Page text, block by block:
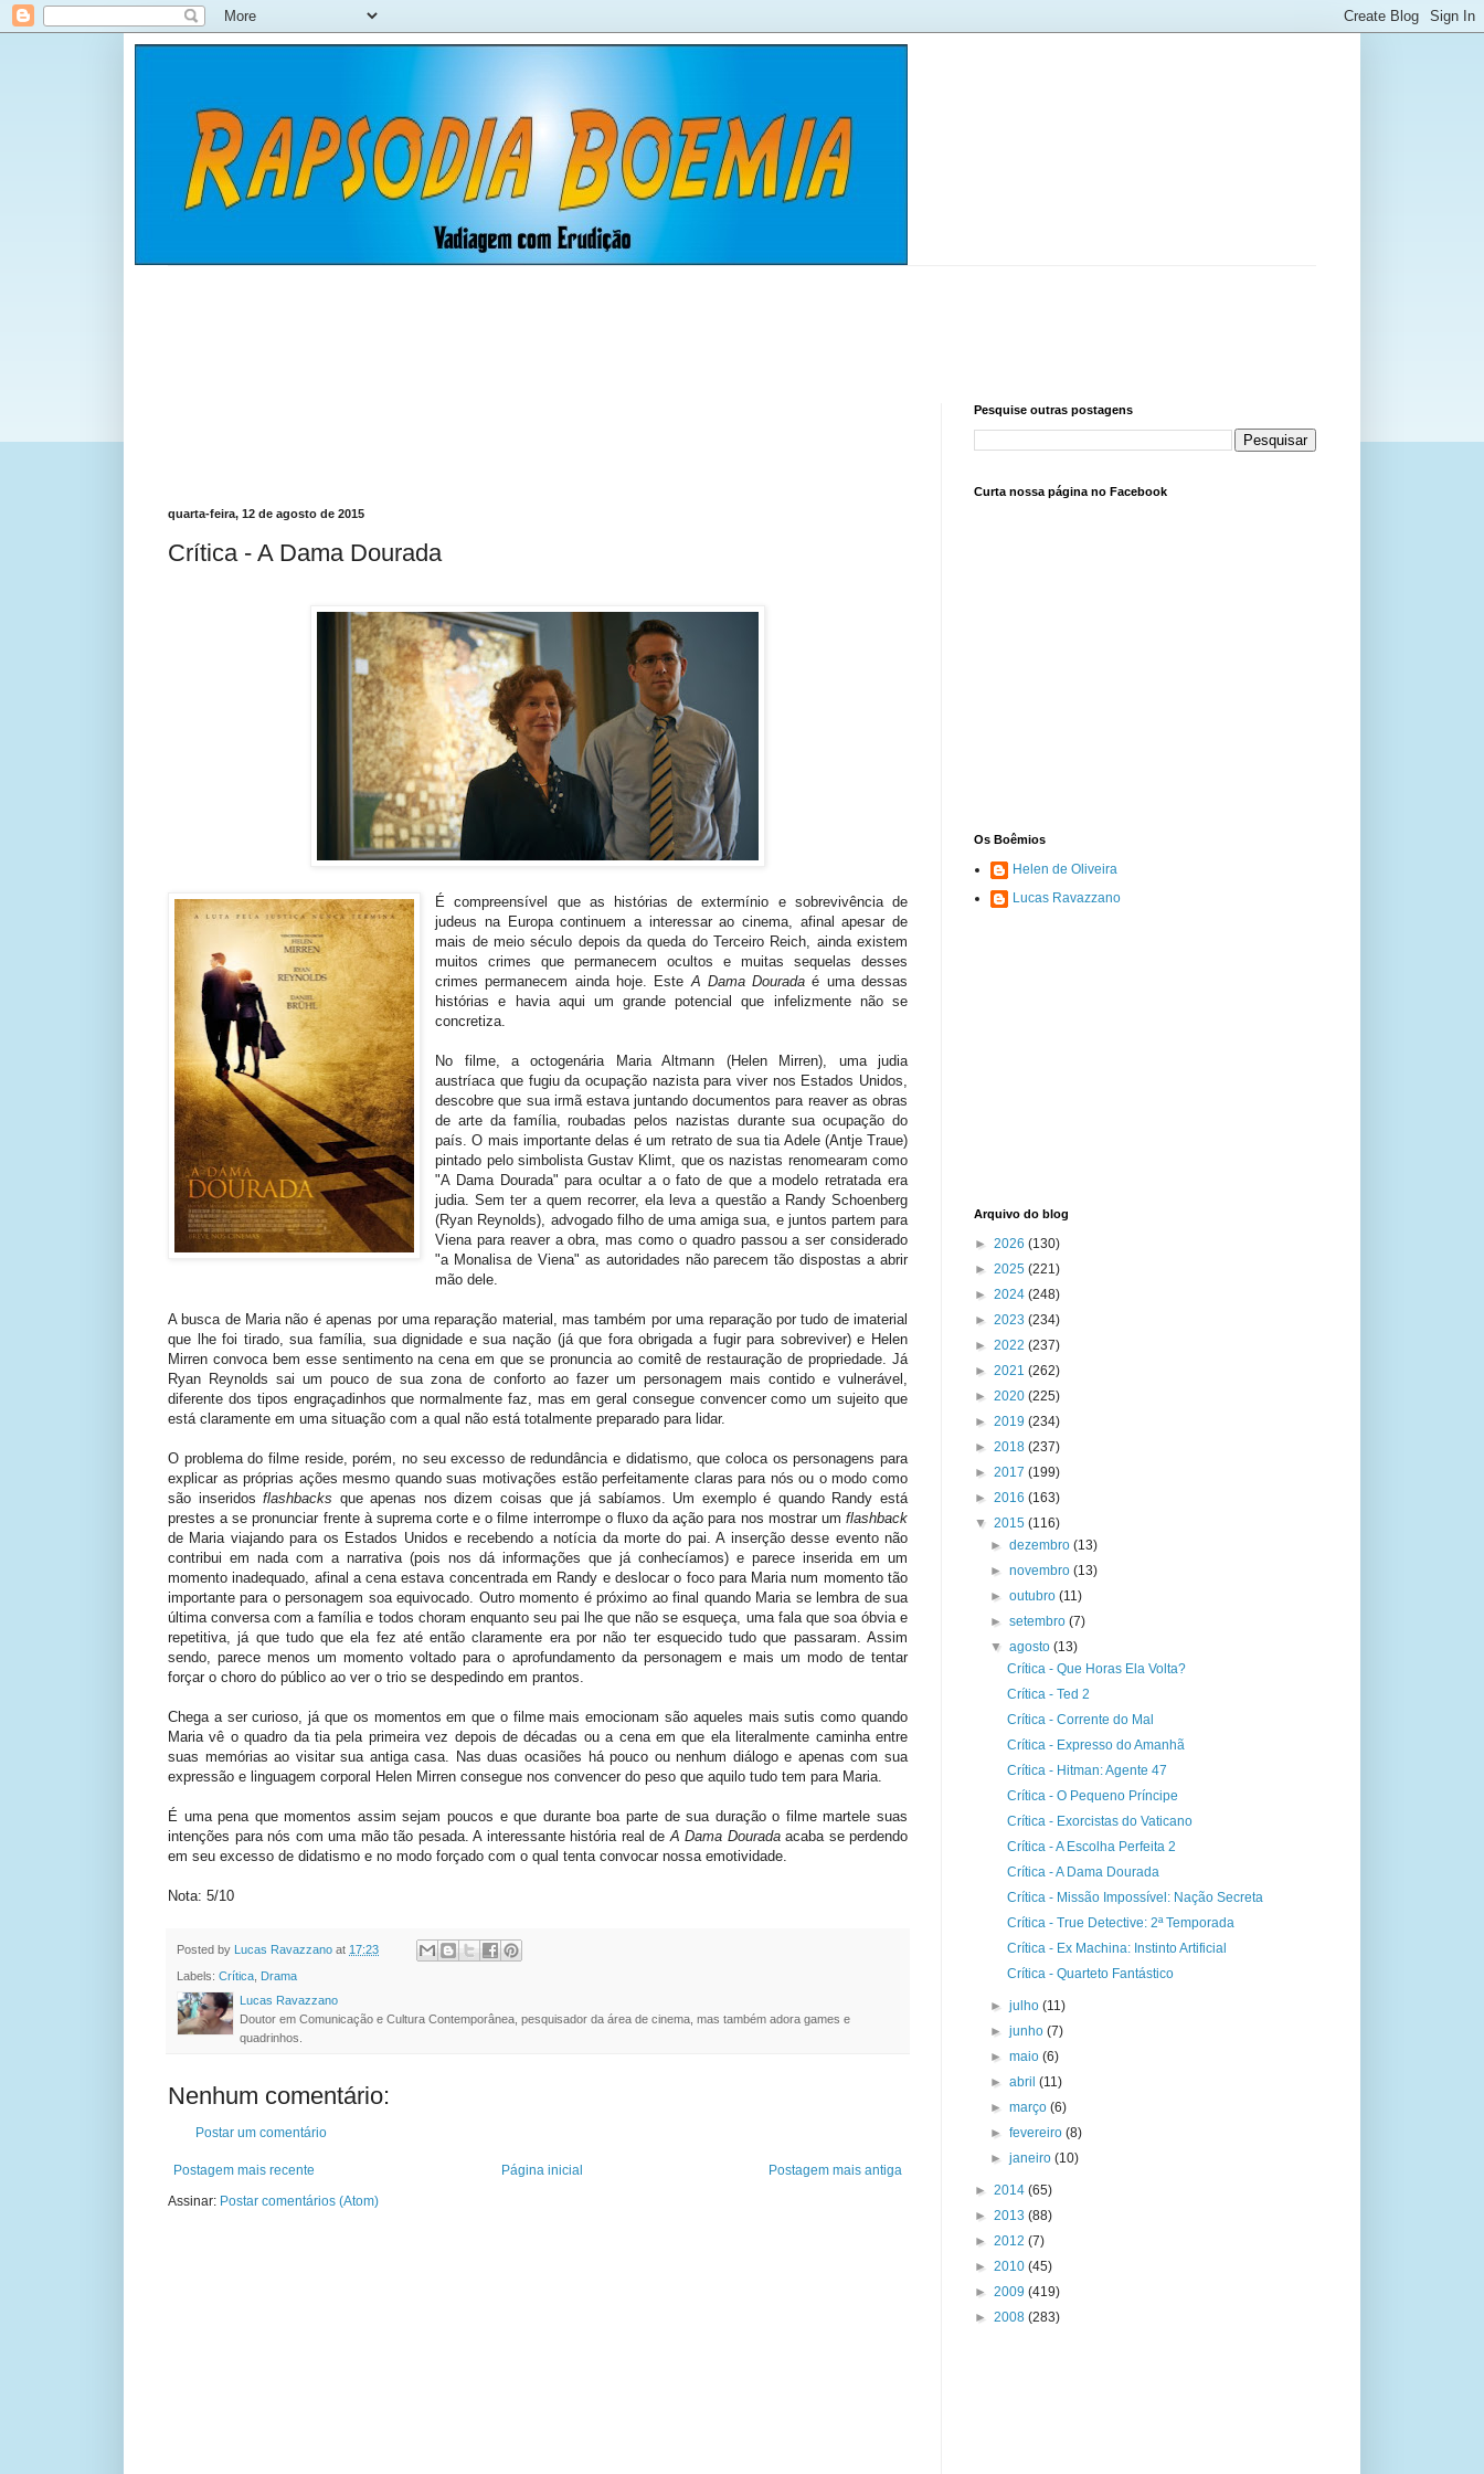
quarta-feira, 12 de agosto de 2015
Crítica - A Dama Dourada
É compreensível que as histórias de extermínio e sobrevivência de
judeus na Europa continuem a interessar ao cinema, afinal apesar de
mais de meio século depois da queda do Terceiro Reich, ainda existem
muitos crimes que permanecem ocultos e muitas sequelas desses
crimes permanecem ainda hoje. Este A Dama Dourada é uma dessas
histórias e havia aqui um grande potencial que infelizmente não se
concretiza.
No filme, a octogenária Maria Altmann (Helen Mirren), uma judia
austríaca que fugiu da ocupação nazista para viver nos Estados Unidos,
descobre que sua irmã estava juntando documentos para reaver as obras
de arte da família, roubadas pelos nazistas durante sua ocupação do
país. O mais importante delas é um retrato de sua tia Adele (Antje Traue)
pintado pelo simbolista Gustav Klimt, que os nazistas renomearam como
"A Dama Dourada" para ocultar a o fato de que a modelo retratada era
judia. Sem ter a quem recorrer, ela leva a questão a Randy Schoenberg
(Ryan Reynolds), advogado filho de uma amiga sua, e juntos partem para
Viena para reaver a obra, mas como o quadro passou a ser considerado
"a Monalisa de Viena" as autoridades não parecem tão dispostas a abrir
mão dele.
A busca de Maria não é apenas por uma reparação material, mas também por uma reparação por tudo de imaterial
que lhe foi tirado, sua família, sua dignidade e sua nação (já que fora obrigada a fugir para sobreviver) e Helen
Mirren convoca bem esse sentimento na cena em que se pronuncia ao comitê de restauração de propriedade. Já
Ryan Reynolds sai um pouco de sua zona de conforto ao fazer um personagem mais contido e vulnerável,
diferente dos tipos engraçadinhos que normalmente faz, mas em geral consegue convencer como um sujeito que
está claramente em uma situação com a qual não está totalmente preparado para lidar.
O problema do filme reside, porém, no seu excesso de redundância e didatismo, que coloca os personagens para
explicar as próprias ações mesmo quando suas motivações estão perfeitamente claras para nós ou o modo como
são inseridosflashbacks que apenas nos dizem coisas que já sabíamos. Um exemplo é quando Randy está
prestes a se pronunciar frente à suprema corte e o filme interrompe o fluxo da ação para nos mostrar um flashback
de Maria viajando para os Estados Unidos e recebendo a notícia da morte do pai. A inserção desse evento não
contribui em nada com a narrativa (pois nos dá informações que já conhecíamos) e parece inserida em um
momento inadequado, afinal a cena estava concentrada em Randy e deslocar o foco para Maria num momento tão
importante para o personagem soa equivocado. Outro momento é próximo ao final quando Maria se lembra de sua
última conversa com a família e todos choram enquanto seu pai lhe que não se esqueça, uma fala que soa óbvia e
repetitiva, já que tudo que ela fez até então claramente era por não ter esquecido tudo que passaram. Assim
sendo, parece menos um momento voltado para o aprofundamento da personagem e mais um modo de tentar
forçar o choro do público ao ver o trio se despedindo em prantos.
Chega a ser curioso, já que os momentos em que o filme mais emocionam são aqueles mais sutis como quando
Maria vê o quadro da tia pela primeira vez depois de décadas ou a cena em que ela literalmente caminha entre
suas memórias ao visitar sua antiga casa. Nas duas ocasiões há pouco ou nenhum diálogo e apenas com sua
expressão e linguagem corporal Helen Mirren consegue nos convencer do peso que aquilo tudo tem para Maria.
É uma pena que momentos assim sejam poucos e que durante boa parte de sua duração o filme martele suas
intenções para nós com uma mão tão pesada. A interessante história real de A Dama Douradaacaba se perdendo
em seu excesso de didatismo e no modo forçado com o qual tenta convocar nossa emotividade.
Nota: 5/10
Posted by Lucas Ravazzano at 17:23
Labels: Crítica Drama
Lucas Ravazzano
Doutor em Comunicação e Cultura Contemporânea, pesquisador da área de cinema, mas também adora games e
quadrinhos.
Nenhum comentário:
Postar um comentário
Postagem mais recente Postagem mais antiga
Página inicial
Assinar: Postar comentários (Atom)
Pesquise outras postagens
Curta nossa página no Facebook
Os Boêmios
Helen de Oliveira
Lucas Ravazzano
Arquivo do blog
► 2026 (130)
► 2025 (221)
► 2024 (248)
► 2023 (234)
► 2022 (237)
► 2021 (262)
► 2020 (225)
► 2019 (234)
► 2018 (237)
► 2017 (199)
► 2016 (163)
▼ 2015 (116)
►dezembro(13)
►novembro(13)
►outubro(11)
►setembro(7)
▼agosto(13)
Crítica - Que Horas Ela Volta?
Crítica - Ted 2
Crítica - Corrente do Mal
Crítica - Expresso do Amanhã
Crítica - Hitman: Agente 47
Crítica - O Pequeno Príncipe
Crítica - Exorcistas do Vaticano
Crítica - A Escolha Perfeita 2
Crítica - A Dama Dourada
Crítica - Missão Impossível: Nação Secreta
Crítica - True Detective: 2ª Temporada
Crítica - Ex Machina: Instinto Artificial
Crítica - Quarteto Fantástico
►julho(11)
►junho(7)
►maio(6)
►abril(11)
►março(6)
►fevereiro(8)
►janeiro(10)
► 2014 (65)
► 2013 (88)
► 2012 (7)
► 2010 (45)
► 2009 (419)
► 2008 (283)